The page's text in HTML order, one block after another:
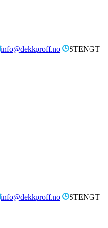
info@dekkproff.no
STENGT
info@dekkproff.no
STENGT